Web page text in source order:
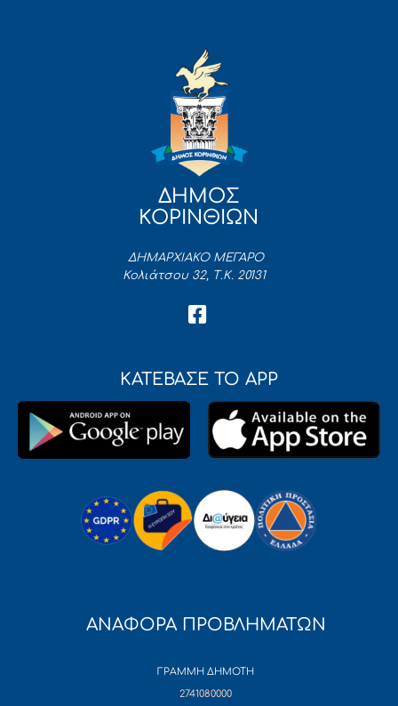
ΔΗΜΟΣ
ΚΟΡΙΝΘΙΩΝ
ΔΗΜΑΡΧΙΑΚΟ ΜΕΓΑΡΟ
Κολιάτσου 32, Τ.Κ. 20131
ΚΑΤΕΒΑΣΕ ΤΟ APP
ΑΝΑΦΟΡΑ ΠΡΟΒΛΗΜΑΤΩΝ
ΓΡΑΜΜΗ ΔΗΜΟΤΗ
2741080000